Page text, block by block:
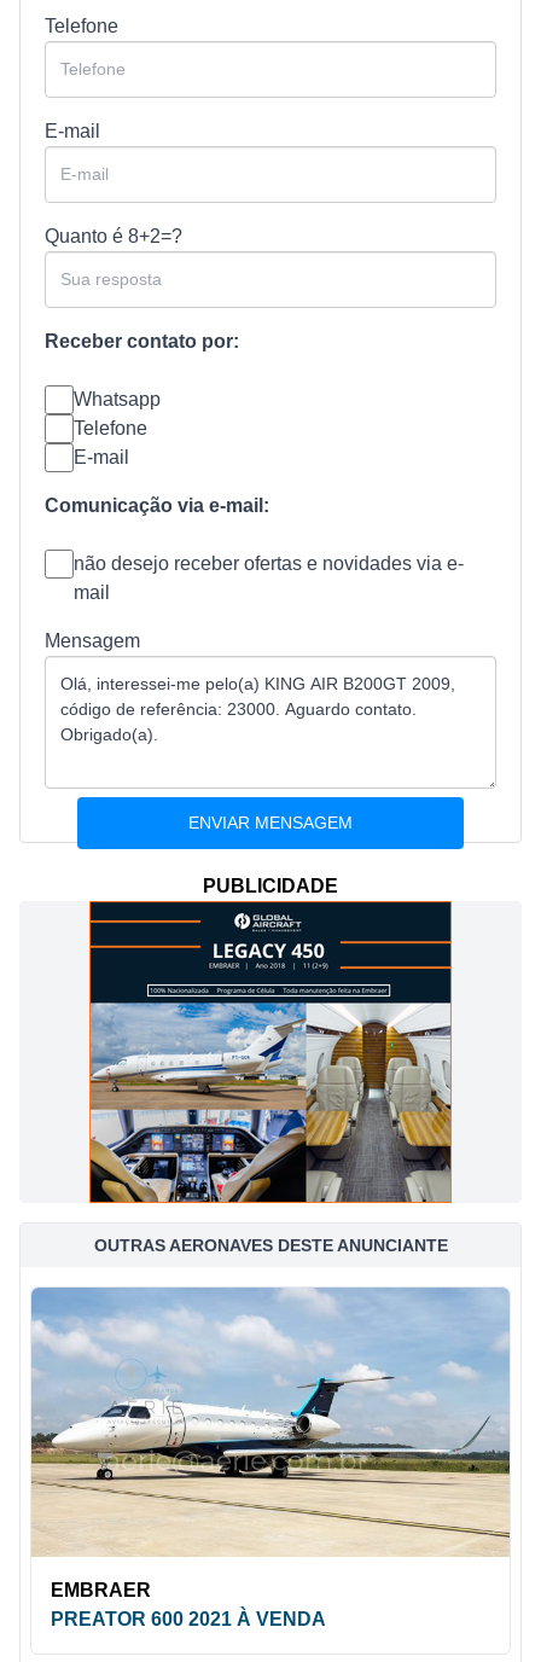
Telefone
E-mail
Quanto é 8+2=?
Receber contato por:
Whatsapp
Telefone
E-mail
Comunicação via e-mail:
não desejo receber ofertas e novidades via e-
mail
Mensagem
PUBLICIDADE
OUTRAS AERONAVES DESTE ANUNCIANTE
EMBRAER
PREATOR 600 2021 À VENDA